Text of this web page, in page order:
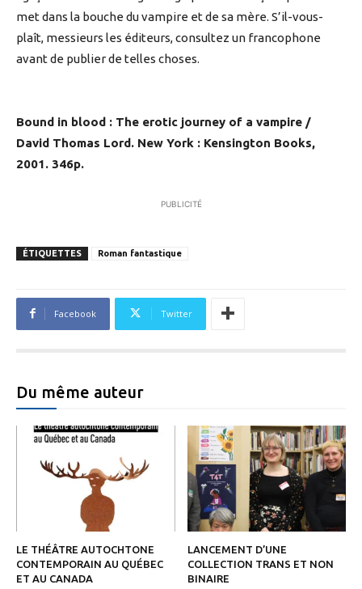
met dans la bouche du vampire et de sa mère. S’il-vous-
plaît, messieurs les éditeurs, consultez un francophone
avant de publier de telles choses.
Bound in blood : The erotic journey of a vampire /
David Thomas Lord. New York : Kensington Books,
2001. 346p.
PUBLICITÉ
ÉTIQUETTES Roman fantastique
Facebook Twitter
Du même auteur
LE THÉÂTRE AUTOCHTONE
CONTEMPORAIN AU QUÉBEC
ET AU CANADA
LANCEMENT D’UNE
COLLECTION TRANS ET NON
BINAIRE